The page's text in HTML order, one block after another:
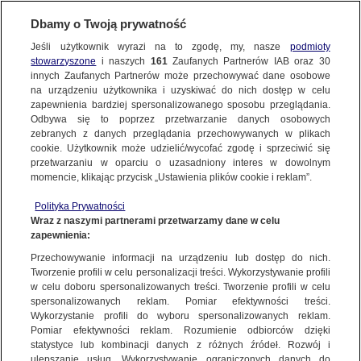
NAJNOWSZE
FAKTY
TVN24 GO
POLSKA
ŚWIAT
miasta:
WARSZAWA
Dzień dobry!
Jedno konto do wszystkich usług
Mysłowice. Zapłon metanu
Dbamy o Twoją prywatność
Jeśli użytkownik wyrazi na to zgodę, my, nasze podmioty
stowarzyszone i naszych 161Zaufanych Partnerów IAB oraz 30
innych Zaufanych Partnerów może przechowywać dane osobowe
na urządzeniu użytkownika i uzyskiwać do nich dostęp w celu
zapewnienia bardziej spersonalizowanego sposobu przeglądania.
Odbywa się to poprzez przetwarzanie danych osobowych
zebranych z danych przeglądania przechowywanych w plikach
cookie. Użytkownik może udzielić/wycofać zgodę i sprzeciwić się
przetwarzaniu w oparciu o uzasadniony interes w dowolnym
momencie, klikając przycisk „Ustawienia plików cookie i reklam”.
Polityka Prywatności
Wraz z naszymi partnerami przetwarzamy dane w celu
zapewnienia:
Przechowywanie informacji na urządzeniu lub dostęp do nich.
Tworzenie profili w celu personalizacji treści. Wykorzystywanie profili
w celu doboru spersonalizowanych treści. Tworzenie profili w celu
spersonalizowanych reklam. Pomiar efektywności treści.
Wykorzystanie profili do wyboru spersonalizowanych reklam.
Pomiar efektywności reklam. Rozumienie odbiorców dzięki
statystyce lub kombinacji danych z różnych źródeł. Rozwój i